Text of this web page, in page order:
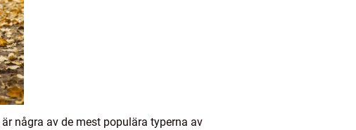
några av de mest populära typerna av